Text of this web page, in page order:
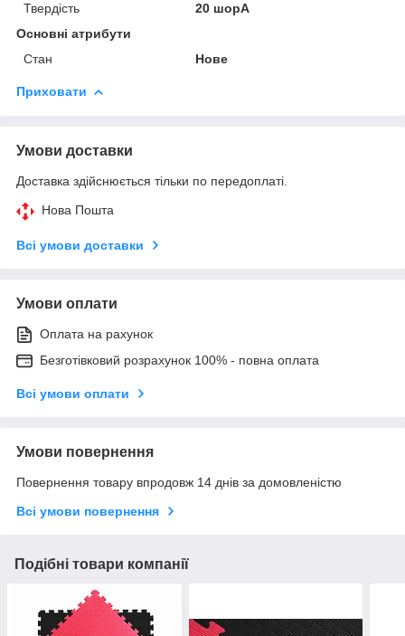
Твердість
20 шорА
Основні атрибути
Стан
Нове
Приховати
Умови доставки
Доставка здійснюється тільки по передоплаті.
Нова Пошта
Всі умови доставки
Умови оплати
Оплата на рахунок
Безготівковий розрахунок 100% - повна оплата
Всі умови оплати
Умови повернення
Повернення товару впродовж 14 днів за домовленістю
Всі умови повернення
Подібні товари компанії